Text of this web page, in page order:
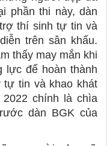
phần thi này, dàn
thí sinh tự tin và
trên sân khấu.
thấy may mắn khi
lực để hoàn thành
tin và khao khát
chính là chìa
dàn BGK của